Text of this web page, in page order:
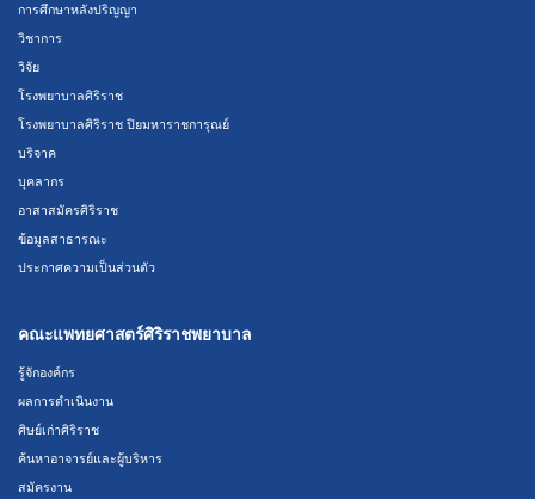
การศึกษาหลังปริญญา
วิชาการ
วิจัย
โรงพยาบาลศิริราช
โรงพยาบาลศิริราช ปิยมหาราชการุณย์
บริจาค
บุคลากร
อาสาสมัครศิริราช
ข้อมูลสาธารณะ
ประกาศความเป็นส่วนตัว
คณะแพทยศาสตร์ศิริราชพยาบาล
รู้จักองค์กร
ผลการดำเนินงาน
ศิษย์เก่าศิริราช
ค้นหาอาจารย์และผู้บริหาร
สมัครงาน